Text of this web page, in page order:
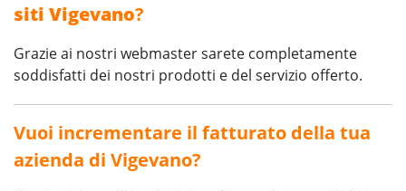
siti Vigevano?
Grazie ai nostri webmaster sarete completamente
soddisfatti dei nostri prodotti e del servizio offerto.
Vuoi incrementare il fatturato della tua
azienda di Vigevano?